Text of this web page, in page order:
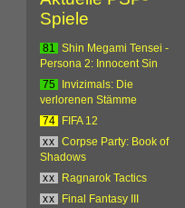
Spiele
81
Shin Megami Tensei -
Persona 2: Innocent Sin
75
Invizimals: Die
verlorenen Stämme
74
FIFA 12
xx
Corpse Party: Book of
Shadows
xx
Ragnarok Tactics
xx
Final Fantasy III